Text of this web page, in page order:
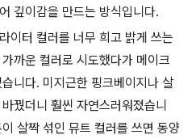
깊이감을 만드는 방식입니다.
이터 컬러를 너무 희고 밝게 쓰는
까운 컬러로 시도했다가 메이크
니다. 미지근한 핑크베이지나 살
꿨더니 훨씬 자연스러워졌습니
살짝 섞인 뮤트 컬러를 쓰면 동양